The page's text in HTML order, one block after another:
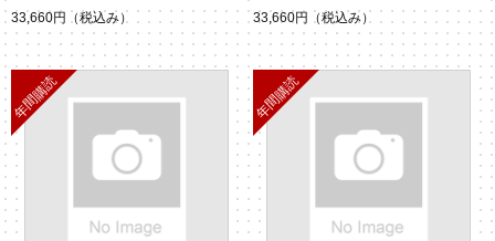
33,660円 （税込み） 33,660円 （税込み）